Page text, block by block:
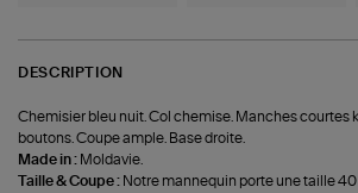
DESCRIPTION
Chemisier bleu nuit. Col chemise. Manches courtes
boutons. Coupe ample. Base droite.
Made in : Moldavie.
Taille & Coupe : Notre mannequin porte une taille 40